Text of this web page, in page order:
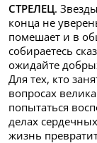
СТРЕЛЕЦ.
конца не
помешает и в
собираетесь
ожидайте
Для тех, кто
вопросах
попытаться
делах
жизнь